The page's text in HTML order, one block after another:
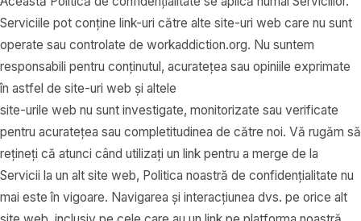
Serviciile pot conține link-uri către alte site-uri web care nu sunt
operate sau controlate de workaddiction.org. Nu suntem
responsabili pentru conținutul, acuratețea sau opiniile exprimate
în astfel de site-uri web și altele
site-urile web nu sunt investigate, monitorizate sau verificate
pentru acuratețea sau completitudinea de către noi. Vă rugăm să
rețineți că atunci când utilizați un link pentru a merge de la
Servicii la un alt site web, Politica noastră de confidențialitate nu
mai este în vigoare. Navigarea și interacțiunea dvs. pe orice alt